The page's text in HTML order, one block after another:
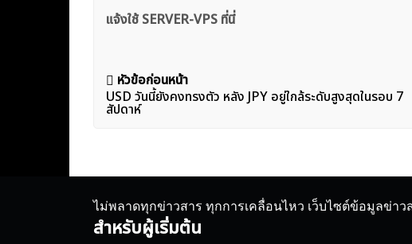
แจ้งใช้ SERVER-VPS ที่นี่
แนะแนว
เรื่อง
หัวข้อก่อนหน้า
USD วันนี้ยังคงทรงตัว หลัง JPY อยู่ใกล้ระดับสูงสุดในรอบ 7
สัปดาห์
ไม่พลาดทุกข่าวสาร ทุกการเคลื่อนไหว เว็บไซต์ข้อมูลข่า
สำหรับผู้เริ่มต้น